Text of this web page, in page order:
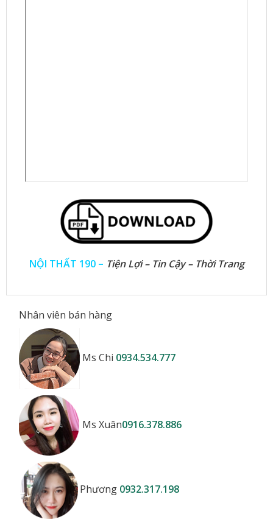
NỘI THẤT 190 – Tiện Lợi – Tin Cậy – Thời Trang
Nhân viên bán hàng
Ms Chi 0934.534.777
Ms Xuân0916.378.886
Phương 0932.317.198